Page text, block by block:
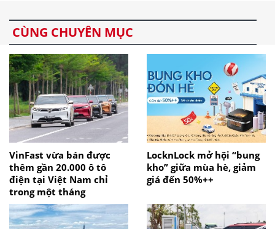
CÙNG CHUYÊN MỤC
VinFast vừa bán được
thêm gần 20.000 ô tô
điện tại Việt Nam chỉ
trong một tháng
LocknLock mở hội “bung
kho” giữa mùa hè, giảm
giá đến 50%++